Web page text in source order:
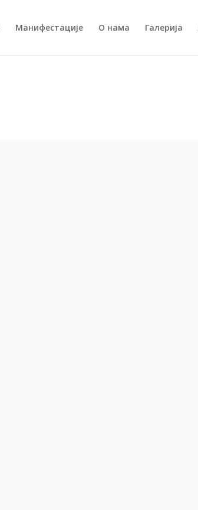
Манифестације О нама Галерија